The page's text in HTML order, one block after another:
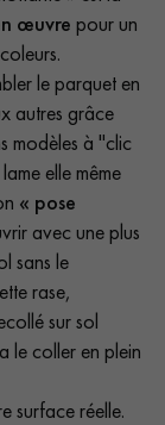
œuvre pour un
le parquet en
autres grâce
modèles à "clic
elle même
« pose
avec une plus
sans le
rase,
sur sol
le coller en plein
surface réelle.